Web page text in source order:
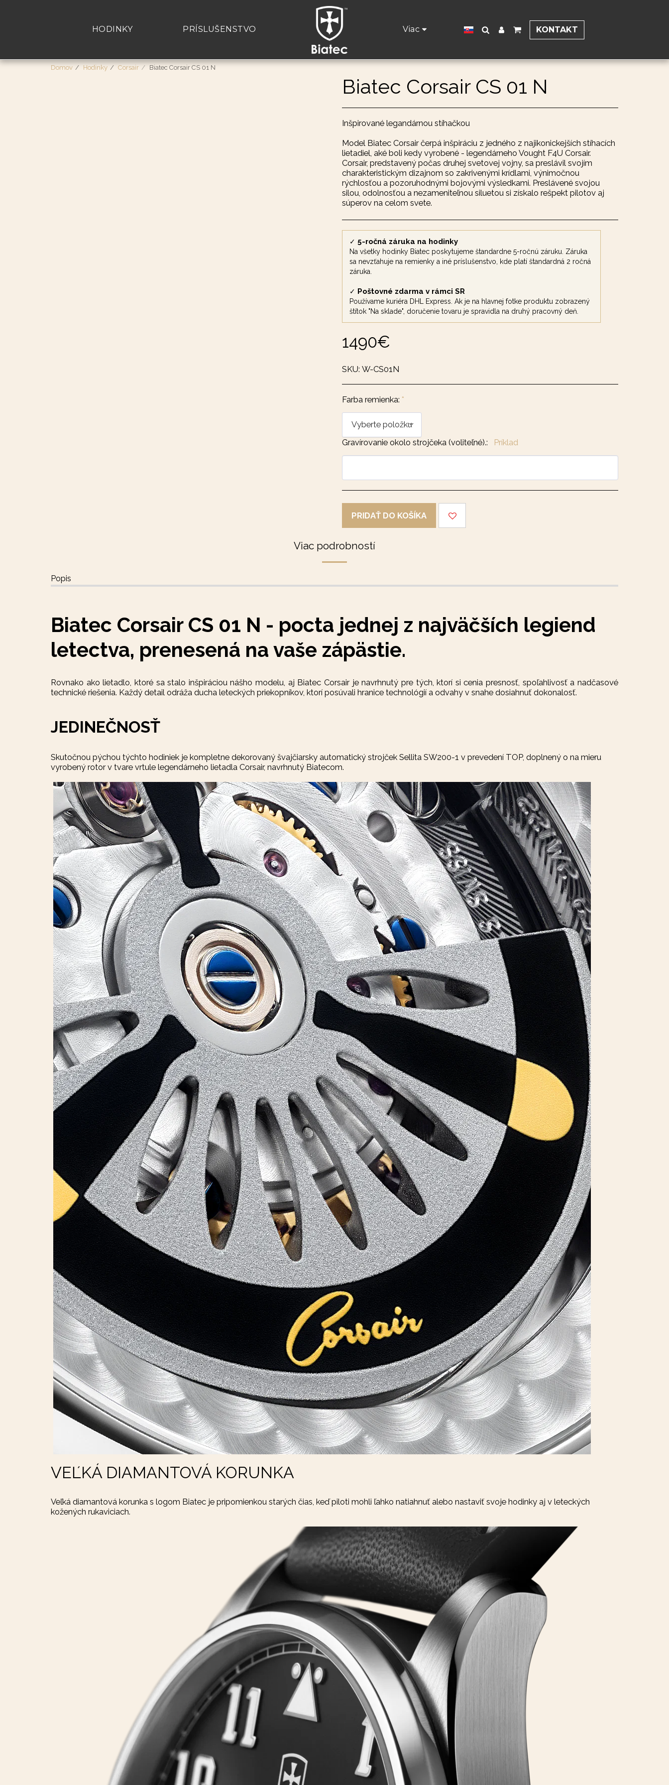
HODINKY PRÍSLUŠENSTVO Viac KONTAKT
Domov Hodinky Corsair Biatec Corsair CS 01 N
Biatec Corsair CS 01 N
Inšpirované legandárnou stíhačkou
Model Biatec Corsair čerpá inšpiráciu z jedného z najikonickejších stíhacích
lietadiel, aké boli kedy vyrobené - legendárneho Vought F4U Corsair.
Corsair, predstavený počas druhej svetovej vojny, sa preslávil svojím
charakteristickým dizajnom so zakrivenými krídlami, výnimočnou
rýchlosťou a pozoruhodnými bojovými výsledkami. Preslávené svojou
silou, odolnosťou a nezameniteľnou siluetou si získalo rešpekt pilotov aj
súperov na celom svete.
✓ 5-ročná záruka na hodinky
Na všetky hodinky Biatec poskytujeme štandardne 5-ročnú záruku. Záruka
sa nevzťahuje na remienky a iné príslušenstvo, kde platí štandardná 2 ročná
záruka.
✓ Poštovné zdarma v rámci SR
Používame kuriéra DHL Express. Ak je na hlavnej fotke produktu zobrazený
štítok "Na sklade", doručenie tovaru je spravidla na druhý pracovný deň.
1490€
SKU: W-CS01N
Farba remienka: *
Vyberte položku
Gravírovanie okolo strojčeka (voliteľné).:
Príklad
PRIDAŤ DO KOŠÍKA
Viac podrobností
Popis
Biatec Corsair CS 01 N - pocta jednej z najväčších legiend
letectva, prenesená na vaše zápästie.
Rovnako ako lietadlo, ktoré sa stalo inšpiráciou nášho modelu, aj Biatec Corsair je navrhnutý pre tých, ktorí si cenia presnosť, spoľahlivosť a nadčasové
technické riešenia. Každý detail odráža ducha leteckých priekopníkov, ktorí posúvali hranice technológií a odvahy v snahe dosiahnuť dokonalosť.
JEDINEČNOSŤ
Skutočnou pýchou týchto hodiniek je kompletne dekorovaný švajčiarsky automatický strojček Sellita SW200-1 v prevedení TOP, doplnený o na mieru
vyrobený rotor v tvare vrtule legendárneho lietadla Corsair, navrhnutý Biatecom.
VEĽKÁ DIAMANTOVÁ KORUNKA
Veľká diamantová korunka s logom Biatec je pripomienkou starých čias, keď piloti mohli ľahko natiahnuť alebo nastaviť svoje hodinky aj v leteckých
kožených rukaviciach.